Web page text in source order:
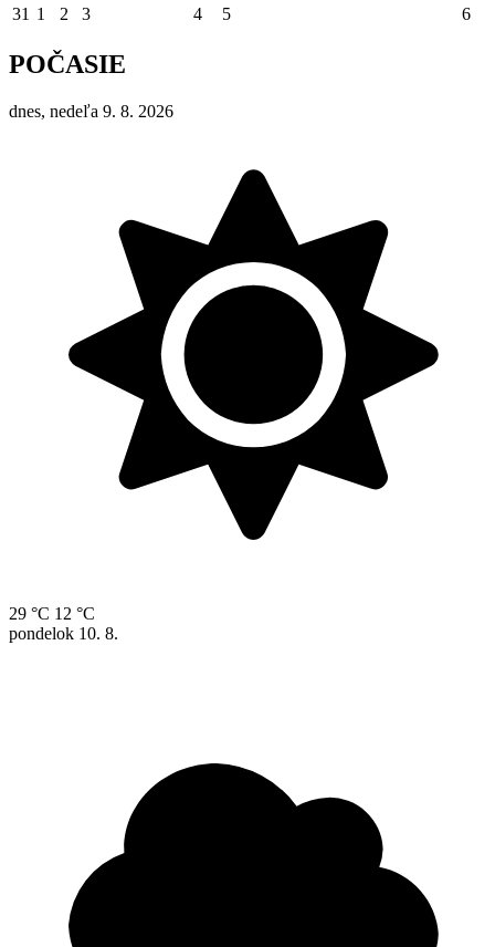
31 1 2 3 4 5 6
POČASIE
dnes, nedeľa 9. 8. 2026
29 °C 12 °C
pondelok 10. 8.